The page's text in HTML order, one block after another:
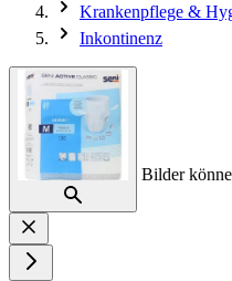
Krankenpflege &
Inkontinenz
Bilder